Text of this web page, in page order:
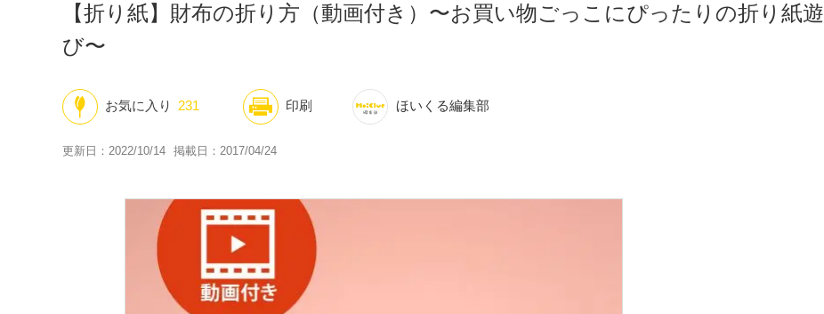
【折り紙】財布の折り方（動画付き）〜お買い物ごっこにぴったりの折り紙遊
び〜
ほいくる編集部
お気に入り 231 印刷
更新日：2022/10/14 掲載日：2017/04/24